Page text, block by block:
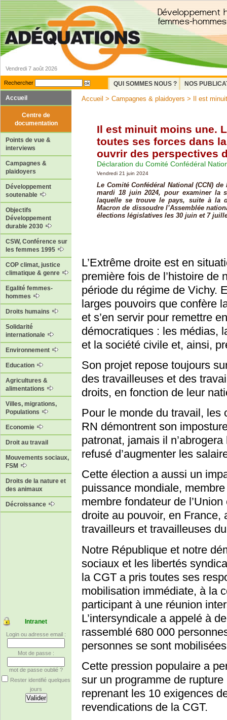
Vendredi 7 août 2026
Rechercher QUI SOMMES NOUS ?
NOS
Accueil
Centre de
documentation
Points de vue &
interviews
Campagnes &
plaidoyers
Développement
soutenable
Objectifs
Développement
durable 2030
CSW, Conférence sur
les femmes 1995
COP climat, justice
climatique & genre
Egalité femmes-
hommes
Droits humains
Solidarité
internationale
Environnement
Education
Agricultures &
alimentations
Villes, migrations,
Populations
Economie
Droit au travail
Mouvements sociaux,
FSM
Droits de la nature et
des animaux
Décroissance
Intranet
Login ou adresse email :
Mot de passe :
mot de passe oublié ?
Rester identifié quelques
jours
Accueil > Campagnes & plaidoyers > Il est
Il est minuit moins une.
toutes ses forces dans
ouvrir des perspectives
Déclaration du Comité Confédéral
Vendredi 21 juin 2024
Le Comité Confédéral National (CCN) de
mardi 18 juin 2024, pour examiner la
laquelle se trouve le pays, suite à la
Macron de dissoudre l’Assemblée
élections législatives les 30 juin et 7
L’Extrême droite est en
première fois de l’histoire de
période du régime de Vichy.
larges pouvoirs que confère
et s’en servir pour remettre
démocratiques : les médias,
et la société civile et, ainsi,
Son projet repose toujours
des travailleuses et des
droits, en fonction de leur
Pour le monde du travail, les
RN démontrent son
patronat, jamais il
refusé d’augmenter les
Cette élection a aussi un
puissance mondiale,
membre fondateur de
droite au pouvoir, en
travailleurs et travailleuses
Notre République et notre
sociaux et les libertés
la CGT a pris toutes ses
mobilisation immédiate, à la
participant à une réunion
L’intersyndicale a appelé à
rassemblé 680 000
personnes se sont
Cette pression populaire a
sur un programme de
reprenant les 10 exigences
revendications de la CGT.